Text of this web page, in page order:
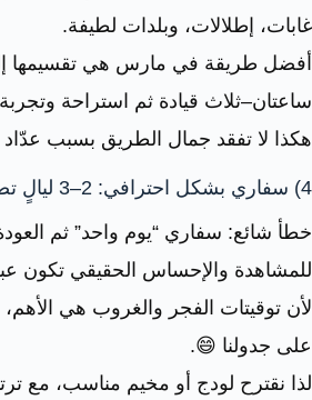
غابات، إطلالات، وبلدات لطيفة.
أفضل طريقة في مارس هي تقسيمها
ساعتان–ثلاث قيادة ثم استراحة
هكذا لا تفقد جمال الطريق بسبب
4) سفاري بشكل احترافي: 2–3 ليالٍ تصنع فرقًا 🦁
خطأ شائع: سفاري “يوم واحد” ثم
للمشاهدة والإحساس الحقيقي تكون عبر 2–3
لأن توقيتات الفجر والغروب هي الأهم،
على جدولنا 😄.
لذا نقترح لودج أو مخيم مناسب، مع